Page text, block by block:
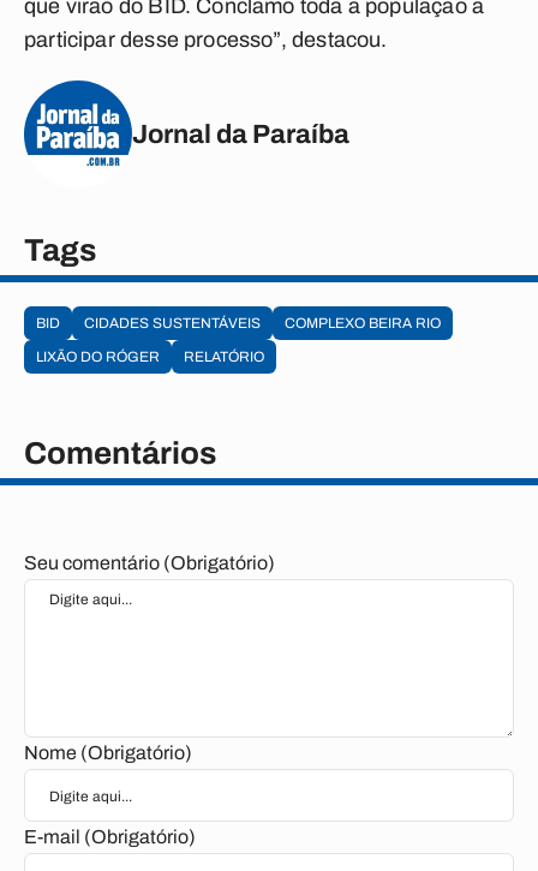
que virão do BID. Conclamo toda a população a
participar desse processo”, destacou.
Jornal da Paraíba
Tags
BID CIDADES SUSTENTÁVEIS
COMPLEXO BEIRA RIO
LIXÃO DO RÓGER
RELATÓRIO
Comentários
Seu comentário (Obrigatório)
Nome (Obrigatório)
E-mail (Obrigatório)